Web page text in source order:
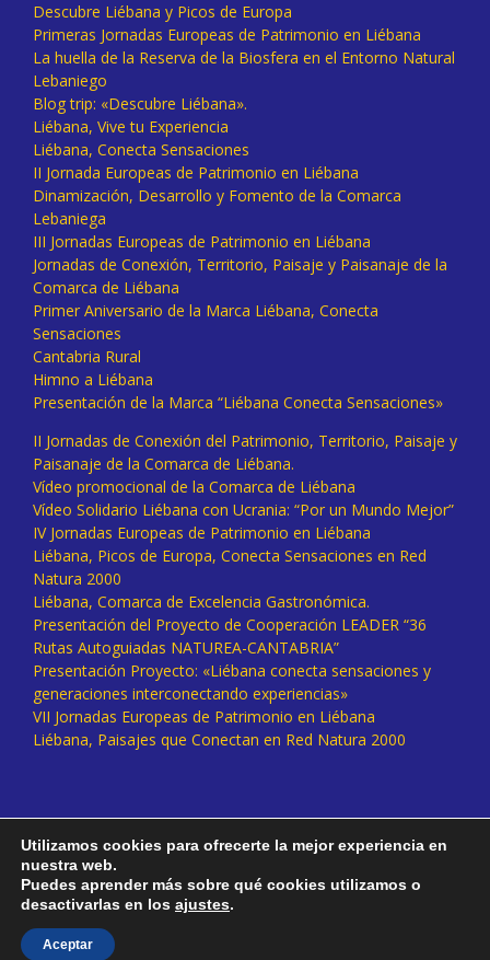
Descubre Liébana y Picos de Europa
Primeras Jornadas Europeas de Patrimonio en Liébana
La huella de la Reserva de la Biosfera en el Entorno Natural
Lebaniego
Blog trip: «Descubre Liébana».
Liébana, Vive tu Experiencia
Liébana, Conecta Sensaciones
II Jornada Europeas de Patrimonio en Liébana
Dinamización, Desarrollo y Fomento de la Comarca
Lebaniega
III Jornadas Europeas de Patrimonio en Liébana
Jornadas de Conexión, Territorio, Paisaje y Paisanaje de la
Comarca de Liébana
Primer Aniversario de la Marca Liébana, Conecta
Sensaciones
Cantabria Rural
Himno a Liébana
Presentación de la Marca “Liébana Conecta Sensaciones»
II Jornadas de Conexión del Patrimonio, Territorio, Paisaje y
Paisanaje de la Comarca de Liébana.
Vídeo promocional de la Comarca de Liébana
Vídeo Solidario Liébana con Ucrania: “Por un Mundo Mejor”
IV Jornadas Europeas de Patrimonio en Liébana
Liébana, Picos de Europa, Conecta Sensaciones en Red
Natura 2000
Liébana, Comarca de Excelencia Gastronómica.
Presentación del Proyecto de Cooperación LEADER “36
Rutas Autoguiadas NATUREA-CANTABRIA”
Presentación Proyecto: «Liébana conecta sensaciones y
generaciones interconectando experiencias»
VII Jornadas Europeas de Patrimonio en Liébana
Liébana, Paisajes que Conectan en Red Natura 2000
Utilizamos cookies para ofrecerte la mejor experiencia en
nuestra web.
Puedes aprender más sobre qué cookies utilizamos o
desactivarlas en los ajustes.
Aceptar